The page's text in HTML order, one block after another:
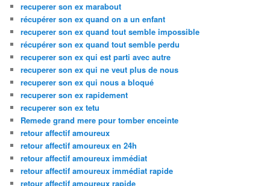
recuperer son ex marabout
récupérer son ex quand on a un enfant
recuperer son ex quand tout semble impossible
récupérer son ex quand tout semble perdu
recuperer son ex qui est parti avec autre
recuperer son ex qui ne veut plus de nous
recuperer son ex qui nous a bloqué
recuperer son ex rapidement
recuperer son ex tetu
Remede grand mere pour tomber enceinte
retour affectif amoureux
retour affectif amoureux en 24h
retour affectif amoureux immédiat
retour affectif amoureux immédiat rapide
retour affectif amoureux rapide